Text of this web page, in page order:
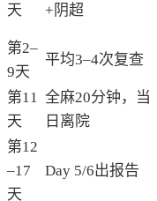
天
+阴超
第2–
9天
平均3–4次复查
第11
天
全麻20分钟，当
日离院
第12
–17
天
Day 5/6出报告